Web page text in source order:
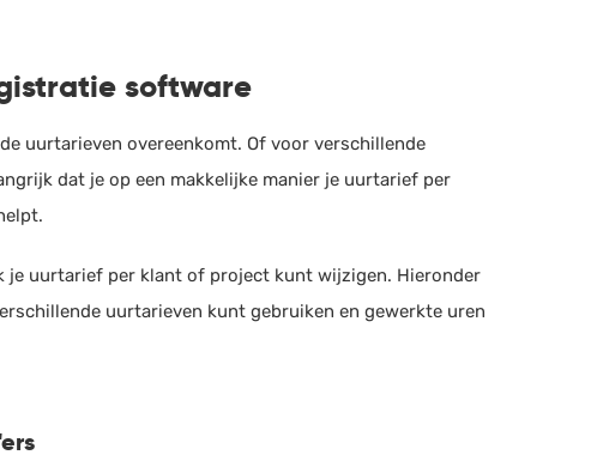
software
uurtarieven overeenkomt. Of voor verschillende
dat je op een makkelijke manier je uurtarief per
je uurtarief per klant of project kunt wijzigen. Hieronder
uurtarieven kunt gebruiken en gewerkte uren